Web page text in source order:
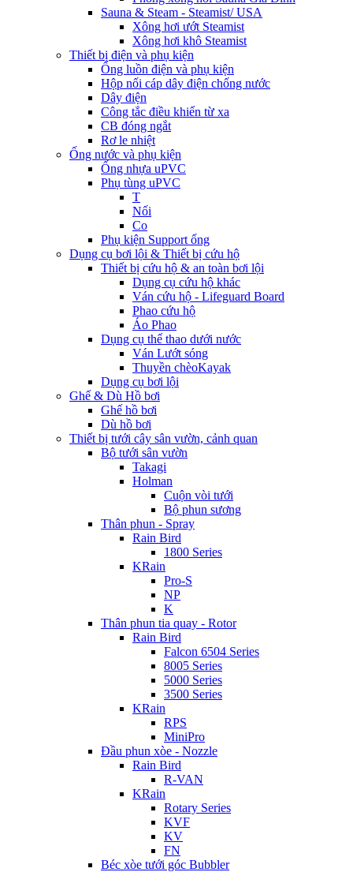
Sauna & Steam - Steamist/ USA
Xông hơi ướt Steamist
Xông hơi khô Steamist
Thiết bị điện và phụ kiện
Ống luồn điện và phụ kiện
Hộp nối cáp dây điện chống nước
Dây điện
Công tắc điều khiển từ xa
CB đóng ngắt
Rơ le nhiệt
Ống nước và phụ kiện
Ống nhựa uPVC
Phụ tùng uPVC
T
Nối
Co
Phụ kiện Support ống
Dụng cụ bơi lội & Thiết bị cứu hộ
Thiết bị cứu hộ & an toàn bơi lội
Dụng cụ cứu hộ khác
Ván cứu hộ - Lifeguard Board
Phao cứu hộ
Áo Phao
Dụng cụ thể thao dưới nước
Ván Lướt sóng
Thuyền chèoKayak
Dụng cụ bơi lội
Ghế & Dù Hồ bơi
Ghế hồ bơi
Dù hồ bơi
Thiết bị tưới cây sân vườn, cảnh quan
Bộ tưới sân vườn
Takagi
Holman
Cuộn vòi tưới
Bộ phun sương
Thân phun - Spray
Rain Bird
1800 Series
KRain
Pro-S
NP
K
Thân phun tia quay - Rotor
Rain Bird
Falcon 6504 Series
8005 Series
5000 Series
3500 Series
KRain
RPS
MiniPro
Đầu phun xòe - Nozzle
Rain Bird
R-VAN
KRain
Rotary Series
KVF
KV
FN
Béc xòe tưới góc Bubbler